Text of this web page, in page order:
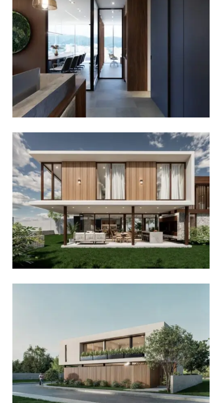
Calmediav Oficina
View portfolio: Casa Mirador
Casa Mirador